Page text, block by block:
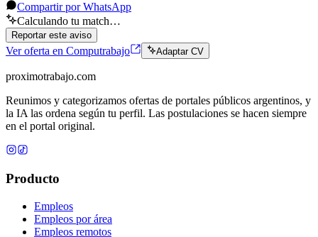
Compartir por WhatsApp
Calculando tu match…
Reportar este aviso
Ver oferta en Computrabajo Adaptar CV
proximotrabajo.com
Reunimos y categorizamos ofertas de portales públicos argentinos, y
la IA las ordena según tu perfil. Las postulaciones se hacen siempre
en el portal original.
Producto
Empleos
Empleos por área
Empleos remotos